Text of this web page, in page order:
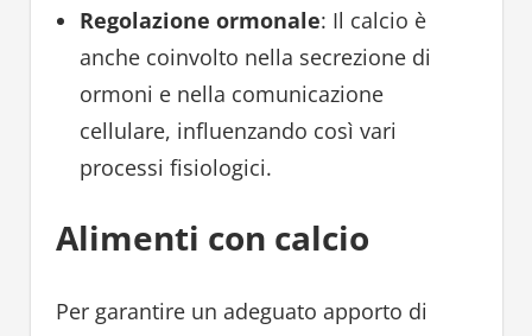
Regolazione ormonale: Il calcio è
anche coinvolto nella secrezione di
ormoni e nella comunicazione
cellulare, influenzando così vari
processi fisiologici.
Alimenti con calcio
Per garantire un adeguato apporto di